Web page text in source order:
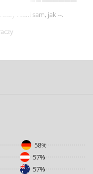
i taki sam, jak --.
58%
57%
57%